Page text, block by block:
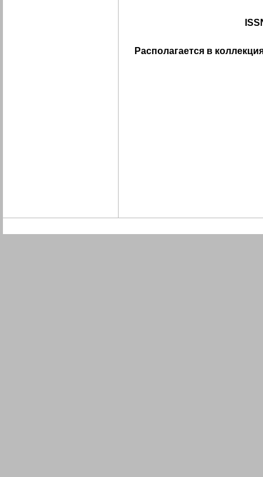
Располагается в